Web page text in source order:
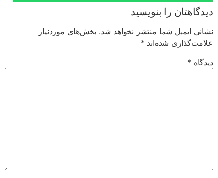
دیدگاهتان را بنویسید
نشانی ایمیل شما منتشر نخواهد شد. بخش‌های موردنیاز
علامت‌گذاری شده‌اند*
دیدگاه*